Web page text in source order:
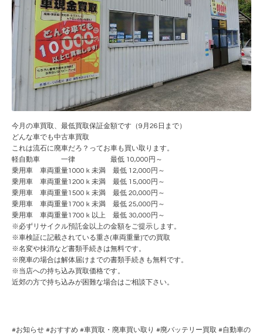
今月の車買取、最低買取保証金額です（9月26日まで）
どんな車でも中古車買取
これは流石に廃車だろ？ってお車も買い取ります。
軽自動車 一律 最低 10,000円～
乗用車 車両重量1000ｋ未満 最低 12,000円～
乗用車 車両重量1200ｋ未満 最低 15,000円～
乗用車 車両重量1500ｋ未満 最低 20,000円～
乗用車 車両重量1700ｋ未満 最低 25,000円～
乗用車 車両重量1700ｋ以上 最低 30,000円～
※必ずリサイクル預託金以上の金額をご提示します。
※車検証に記載されている重さ(車両重量)での買取
※名変や抹消など書類手続きは無料です。
※廃車の場合は解体届けまでの書類手続きも無料です。
※当店への持ち込み買取価格です。
近郊の方で持ち込みが困難な場合はご相談下さい。
#お知らせ #おすすめ #車買取・廃車買い取り #廃バッテリー買取 #自動車の